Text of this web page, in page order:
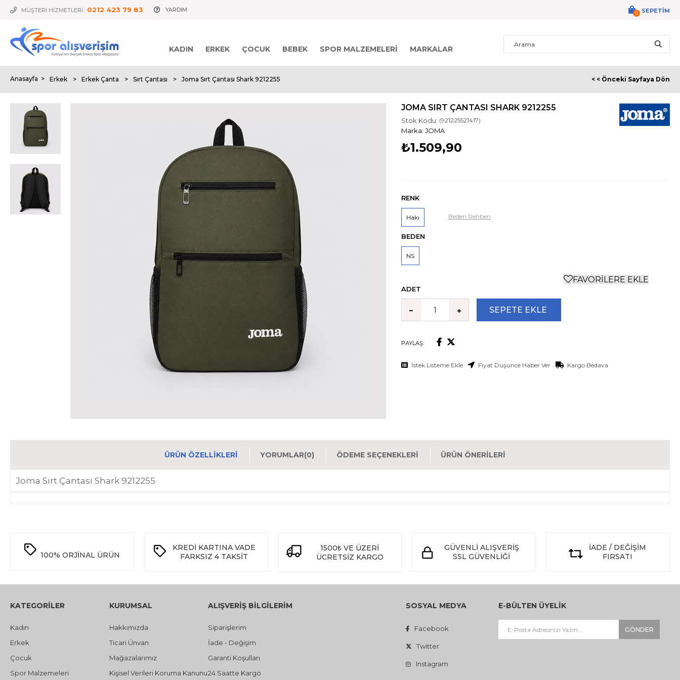
MÜŞTERİ HİZMETLERİ : 0212 423 79 83 YARDIM
KADIN ERKEK ÇOCUK BEBEK SPOR MALZEMELERI MARKALAR
SEPETIM
0
Anasayfa > Erkek > Erkek Çanta > Sırt Çantası > Joma Sırt Çantası Shark 9212255 < < Önceki Sayfaya Dön
JOMA SIRT ÇANTASI SHARK 9212255
Stok Kodu: (921225521417)
JOMA
₺1.509,90
RENK
Haki
BEDEN
NS
Beden Rehberi
ADET
FAVORILERE EKLE
PAYLAŞ:
İstek Listeme Ekle Fiyat Düşünce Haber Ver Kargo Bedava
ÜRÜN ÖZELLIKLERI YORUMLAR(0) ÖDEME SEÇENEKLERI ÜRÜN ÖNERILERI
Joma Sırt Çantası Shark 9212255
100% ORJİNAL ÜRÜN
KREDİ KARTINA VADE
FARKSIZ 4 TAKSİT
1500₺VE ÜZERİ
ÜCRETSİZ KARGO
GÜVENLİ ALIŞVERİŞ
SSL GÜVENLİĞİ
İADE / DEĞİŞİM
FIRSATI
KATEGORİLER
Kadın
Erkek
Çocuk
Spor Malzemeleri
KURUMSAL
Hakkımızda
Ticari Ünvan
Mağazalarımız
Kişisel Verileri Koruma Kanunu
ALIŞVERİŞ BİLGİLERİM
Siparişlerim
İade - Değişim
Garanti Koşulları
24 Saatte Kargo
SOSYAL MEDYA
Facebook
Twitter
Instagram
E-BÜLTEN ÜYELİK
GÖNDER